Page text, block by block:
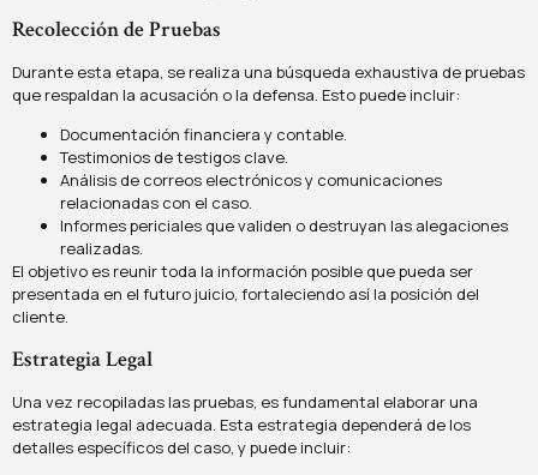
Recolección de Pruebas
Durante esta etapa, se realiza una búsqueda exhaustiva de pruebas
que respaldan la acusación o la defensa. Esto puede incluir:
Documentación financiera y contable.
Testimonios de testigos clave.
Análisis de correos electrónicos y comunicaciones
relacionadas con el caso.
Informes periciales que validen o destruyan las alegaciones
realizadas.
El objetivo es reunir toda la información posible que pueda ser
presentada en el futuro juicio, fortaleciendo así la posición del
cliente.
Estrategia Legal
Una vez recopiladas las pruebas, es fundamental elaborar una
estrategia legal adecuada. Esta estrategia dependerá de los
detalles específicos del caso, y puede incluir: